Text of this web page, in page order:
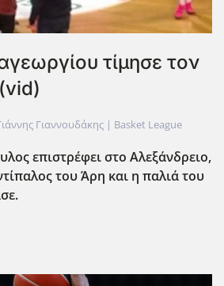
τίμησε τον
Γιαννουδάκης | Basket League
επιστρέφει στο Αλεξάνδρειο,
του Άρη και η παλιά του